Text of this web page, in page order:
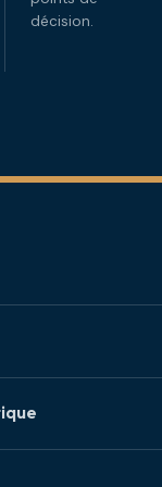
décision.